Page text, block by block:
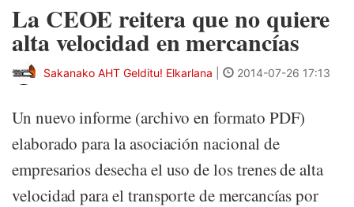
La CEOE reitera que no quiere
alta velocidad en mercancías
Sakanako AHT Gelditu! Elkarlana 2014-07-26 17:13
Un nuevo informe (archivo en formato PDF)
elaborado para la asociación nacional de
empresarios desecha el uso de los trenes de alta
velocidad para el transporte de mercancías por